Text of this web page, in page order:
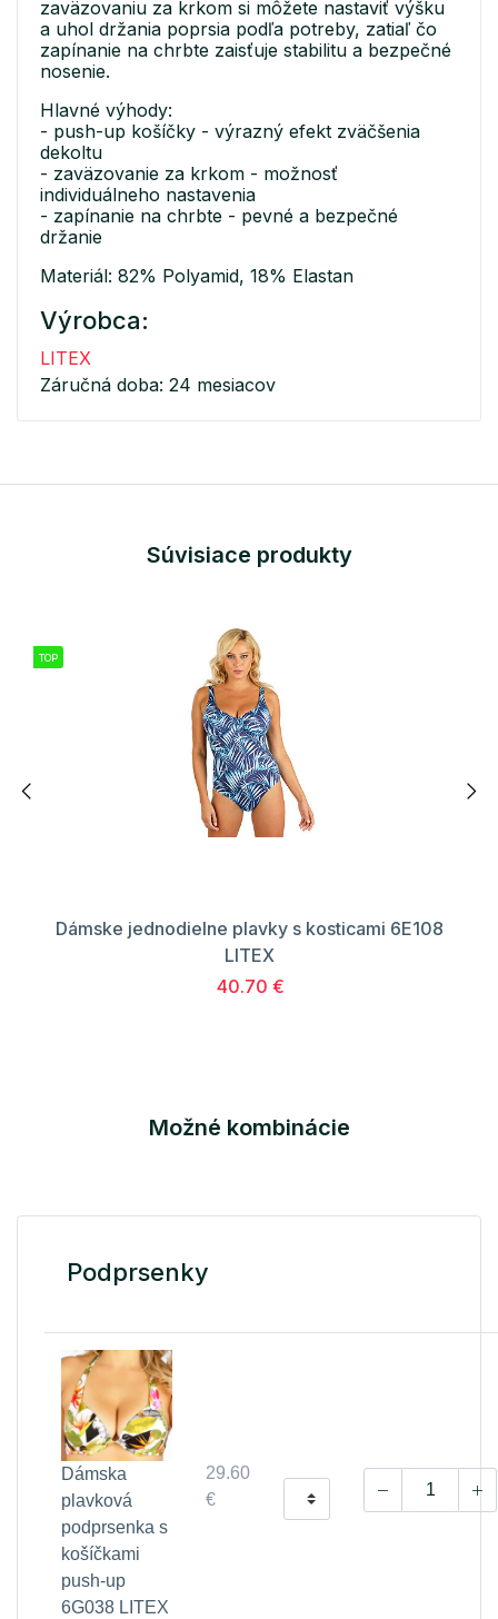
zaväzovaniu za krkom si môžete nastaviť výšku
a uhol držania poprsia podľa potreby, zatiaľ čo
zapínanie na chrbte zaisťuje stabilitu a bezpečné
nosenie.
Hlavné výhody:
- push-up košíčky - výrazný efekt zväčšenia
dekoltu
- zaväzovanie za krkom - možnosť
individuálneho nastavenia
- zapínanie na chrbte - pevné a bezpečné
držanie
Materiál: 82% Polyamid, 18% Elastan
Výrobca:
LITEX
Záručná doba: 24 mesiacov
Súvisiace produkty
TOP
Dámske jednodielne plavky s kosticami 6E108
LITEX
40.70 €
Možné kombinácie
Podprsenky
Dámska
plavková
podprsenka s
košíčkami
push-up
6G038 LITEX
29.60
€